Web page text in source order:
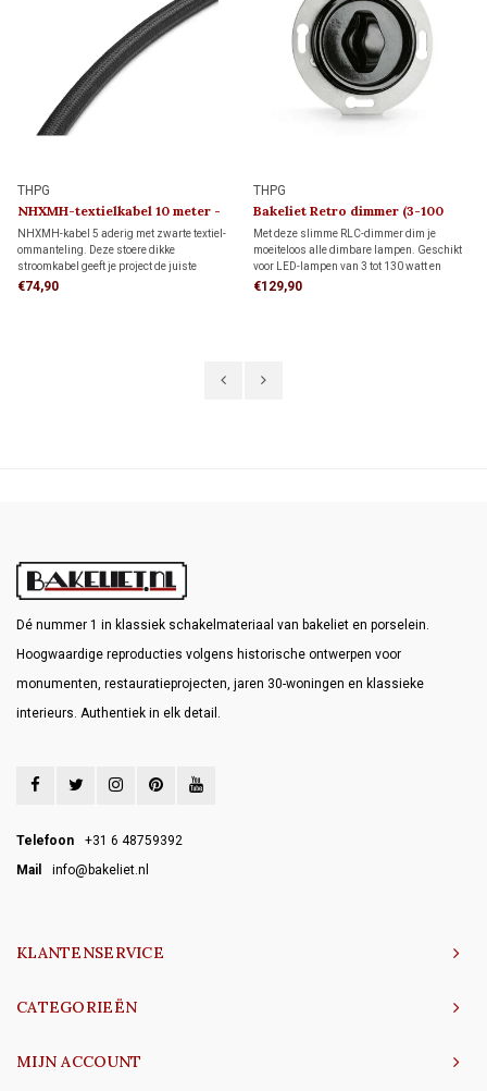
THPG
NHXMH-textielkabel 10 meter -
2,5 mm²
NHXMH-kabel 5 aderig met zwarte textiel-
ommanteling. Deze stoere dikke
stroomkabel geeft je project de juiste
industriële uitstraling.
€74,90
THPG
Bakeliet Retro dimmer (3-100
Watt) 1930
Met deze slimme RLC-dimmer dim je
moeiteloos alle dimbare lampen. Geschikt
voor LED-lampen van 3 tot 130 watt en
andere lampen van 7 tot 350 watt. Dankzij
€129,90
Dé nummer 1 in klassiek schakelmateriaal van bakeliet en porselein.
Hoogwaardige reproducties volgens historische ontwerpen voor
monumenten, restauratieprojecten, jaren 30-woningen en klassieke
interieurs. Authentiek in elk detail.
Telefoon
+31 6 48759392
Mail
info@bakeliet.nl
KLANTENSERVICE
CATEGORIEËN
MIJN ACCOUNT